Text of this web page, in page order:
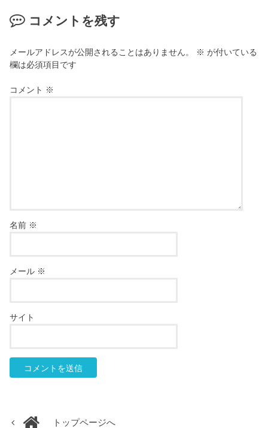
コメントを残す
メールアドレスが公開されることはありません。 ※ が付いている
欄は必須項目です
コメント ※
名前 ※
メール ※
サイト
トップページへ